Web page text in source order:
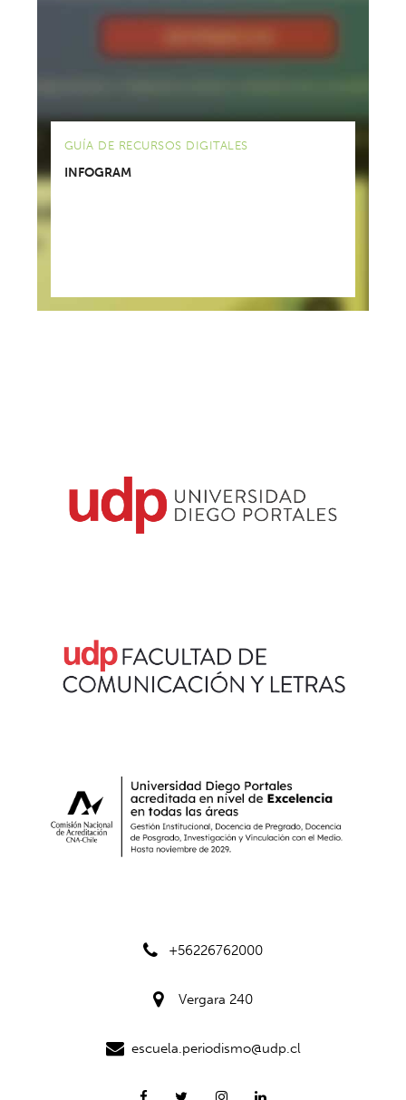
GUÍA DE RECURSOS DIGITALES
INFOGRAM
+56226762000
Vergara 240
escuela.periodismo@udp.cl